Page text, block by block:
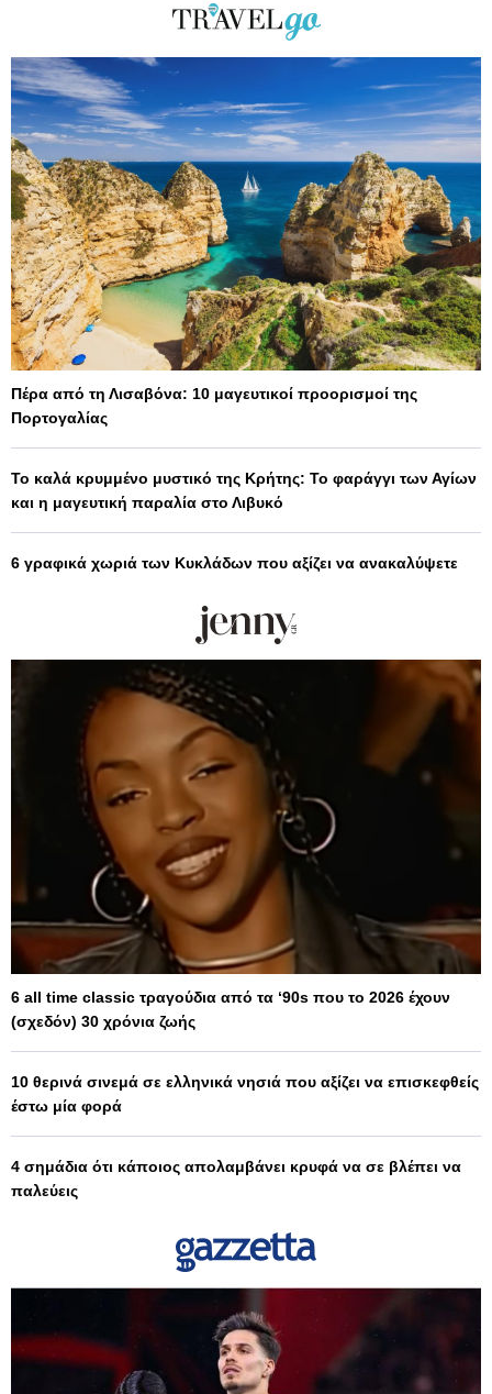
Πέρα από τη Λισαβόνα: 10 μαγευτικοί προορισμοί της
Πορτογαλίας
Το καλά κρυμμένο μυστικό της Κρήτης: Το φαράγγι των Αγίων
και η μαγευτική παραλία στο Λιβυκό
6 γραφικά χωριά των Κυκλάδων που αξίζει να ανακαλύψετε
6 all time classic τραγούδια από τα ‘90s που το 2026 έχουν
(σχεδόν) 30 χρόνια ζωής
10 θερινά σινεμά σε ελληνικά νησιά που αξίζει να επισκεφθείς
έστω μία φορά
4 σημάδια ότι κάποιος απολαμβάνει κρυφά να σε βλέπει να
παλεύεις